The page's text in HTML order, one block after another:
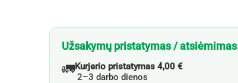
Užsakymų pristatymas / atsiėmimas
🚛Kurjerio pristatymas 4,00 €
2–3 darbo dienos